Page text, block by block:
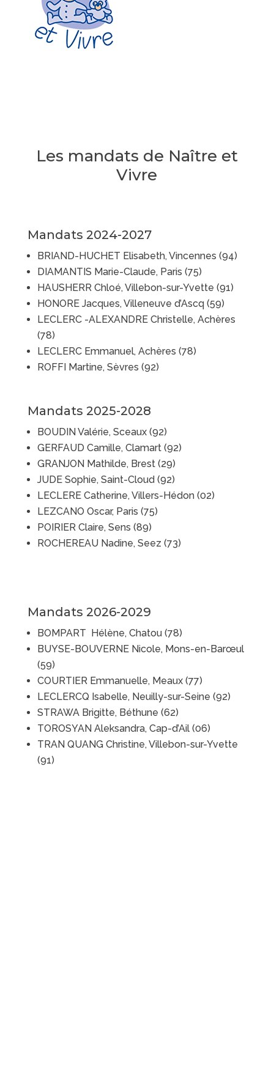
Les mandats de Naître et
Vivre
Mandats 2024-2027
BRIAND-HUCHET Elisabeth, Vincennes (94)
DIAMANTIS Marie-Claude, Paris (75)
HAUSHERR Chloé, Villebon-sur-Yvette (91)
HONORE Jacques, Villeneuve d’Ascq (59)
LECLERC -ALEXANDRE Christelle, Achères
(78)
LECLERC Emmanuel, Achères (78)
ROFFI Martine, Sèvres (92)
Mandats 2025-2028
BOUDIN Valérie, Sceaux (92)
GERFAUD Camille, Clamart (92)
GRANJON Mathilde, Brest (29)
JUDE Sophie, Saint-Cloud (92)
LECLERE Catherine, Villers-Hédon (02)
LEZCANO Oscar, Paris (75)
POIRIER Claire, Sens (89)
ROCHEREAU Nadine, Seez (73)
Mandats 2026-2029
BOMPART Hélène, Chatou (78)
BUYSE-BOUVERNE Nicole, Mons-en-Barœul
(59)
COURTIER Emmanuelle, Meaux (77)
LECLERCQ Isabelle, Neuilly-sur-Seine (92)
STRAWA Brigitte, Béthune (62)
TOROSYAN Aleksandra, Cap-d’Ail (06)
TRAN QUANG Christine, Villebon-sur-Yvette
(91)